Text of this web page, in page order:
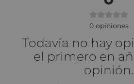
0 opiniones
Todavía no hay
el primero en
opinión.